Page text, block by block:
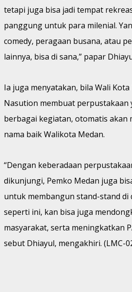
tetapi juga bisa jadi tempat
panggung untuk para milenial.
comedy, peragaan busana, atau
lainnya, bisa di sana,” papar
Ia juga menyatakan, bila Wali
Nasution membuat perpustakaan
berbagai kegiatan, otomatis akan
nama baik Walikota Medan.
“Dengan keberadaan
dikunjungi, Pemko Medan juga
untuk membangun stand-stand di
seperti ini, kan bisa juga
masyarakat, serta meningkatkan
sebut Dhiayul, mengakhiri. (LMC-